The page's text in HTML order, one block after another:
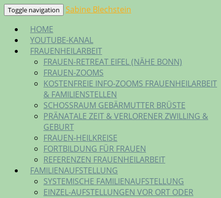
Skip
content
Toggle navigation
Sabine Blechstein
HOME
YOUTUBE-KANAL
FRAUENHEILARBEIT
FRAUEN-RETREAT EIFEL (NÄHE BONN)
FRAUEN-ZOOMS
KOSTENFREIE INFO-ZOOMS FRAUENHEILARBEIT
& FAMILIENSTELLEN
SCHOSSRAUM GEBÄRMUTTER BRÜSTE
PRÄNATALE ZEIT & VERLORENER ZWILLING &
GEBURT
FRAUEN-HEILKREISE
FORTBILDUNG FÜR FRAUEN
REFERENZEN FRAUENHEILARBEIT
FAMILIENAUFSTELLUNG
SYSTEMISCHE FAMILIENAUFSTELLUNG
EINZEL-AUFSTELLUNGEN VOR ORT ODER